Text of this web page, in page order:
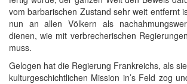
vom barbarischen Zustand sehr weit entfernt
nun an allen Völkern als
dienen, wie mit verbrecherischen
muss.
Gelogen hat die Regierung Frankreichs, als
kulturgeschichtlichen Mission in’s Feld zog